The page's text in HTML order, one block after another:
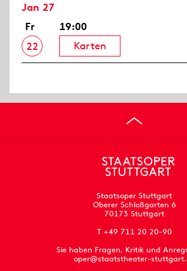
Jan 27
Fr
22
19:00
Karten
Staatsoper Stuttgart
Oberer Schloßgarten 6
70173 Stuttgart
T +49 711 20 20-90
Sie haben Fragen, Kritik und
oper@staatstheater-